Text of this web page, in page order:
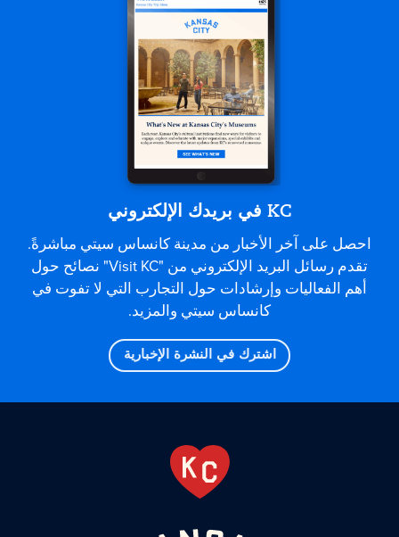
KC في بريدك الإلكتروني
احصل على آخر الأخبار من مدينة كانساس سيتي مباشرةً.
تقدم رسائل البريد الإلكتروني من "Visit KC" نصائح حول
أهم الفعاليات وإرشادات حول التجارب التي لا تفوت في
كانساس سيتي والمزيد.
اشترك في النشرة الإخبارية